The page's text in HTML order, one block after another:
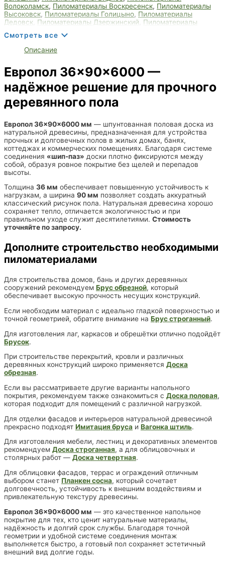
Волоколамск, Пиломатериалы Воскресенск, Пиломатериалы
Высоковск, Пиломатериалы Голицыно, Пиломатериалы
Дедовск Пиломатериалы Дзержинский
Пиломатериалы
Домодедово,Пиломатериалы Дрезна
Пиломатериалы Егорьевск
Пиломатериалы Зарайск
Пиломатериалы Лобня,Пиломатериалы Мытищи
Пиломатериалы Пушкино, Пиломатериалы Фрязино
Пиломатериалы Химки,Пиломатериалы Щёлково
Смотреть все
Описание
Европол 36×90×6000 —
надёжное решение для прочного
деревянного пола
Европол 36×90×6000 мм — шпунтованная половая доска из
натуральной древесины, предназначенная для устройства
прочных и долговечных полов в жилых домах, банях,
коттеджах и коммерческих помещениях. Благодаря системе
соединения «шип-паз» доски плотно фиксируются между
собой, образуя ровное покрытие без щелей и перепадов
высоты.
Толщина 36 мм обеспечивает повышенную устойчивость к
нагрузкам, а ширина 90 мм позволяет создать аккуратный
классический рисунок пола. Натуральная древесина хорошо
сохраняет тепло, отличается экологичностью и при
правильном уходе служит десятилетиями. Стоимость
уточняйте по запросу.
Дополните строительство необходимыми
пиломатериалами
Для строительства домов, бань и других деревянных
сооружений рекомендуем Брус обрезной, который
обеспечивает высокую прочность несущих конструкций.
Если необходим материал с идеально гладкой поверхностью и
точной геометрией, обратите внимание на Брус строганный.
Для изготовления лаг, каркасов и обрешётки отлично подойдёт
Брусок.
При строительстве перекрытий, кровли и различных
деревянных конструкций широко применяется Доска
обрезная.
Если вы рассматриваете другие варианты напольного
покрытия, рекомендуем также ознакомиться с Доска половая,
которая подходит для помещений с различной нагрузкой.
Для отделки фасадов и интерьеров натуральной древесиной
прекрасно подходят Имитация бруса и Вагонка штиль.
Для изготовления мебели, лестниц и декоративных элементов
рекомендуем Доска строганная, а для облицовочных и
столярных работ — Доска четвертная.
Для облицовки фасадов, террас и ограждений отличным
выбором станет Планкен сосна, который сочетает
долговечность, устойчивость к внешним воздействиям и
привлекательную текстуру древесины.
Европол 36×90×6000 мм — это качественное напольное
покрытие для тех, кто ценит натуральные материалы,
надёжность и долгий срок службы. Благодаря точной
геометрии и удобной системе соединения монтаж
выполняется быстро, а готовый пол сохраняет эстетичный
внешний вид долгие годы.